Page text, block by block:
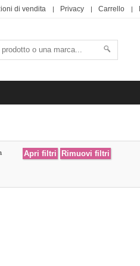
di vendita Privacy Carrello